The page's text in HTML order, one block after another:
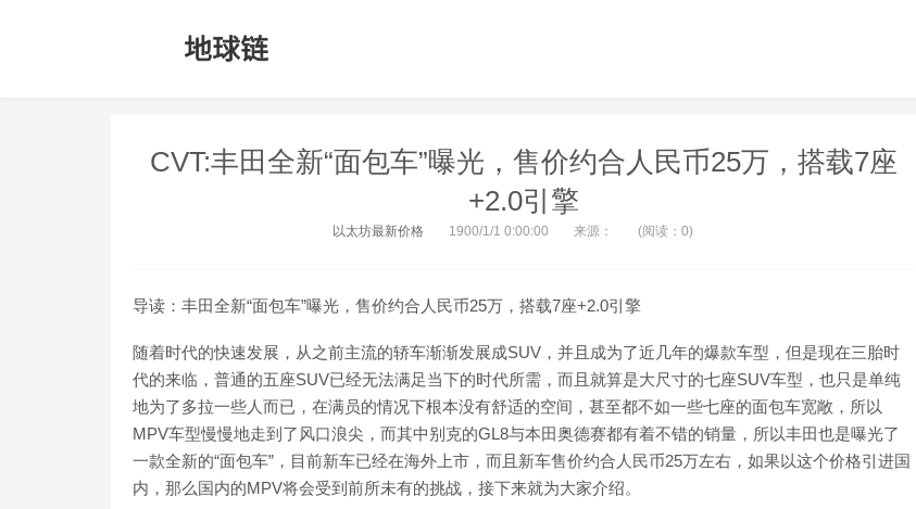
CVT:丰田全新“面包车”曝光，售价约合人民币25万，搭载7座
+2.0引擎
以太坊最新价格 1900/1/1 0:00:00 来源： (阅读：0)
导读：丰田全新“面包车”曝光，售价约合人民币25万，搭载7座+2.0引擎
随着时代的快速发展，从之前主流的轿车渐渐发展成SUV，并且成为了近几年的爆款车型，但是现在三胎时
代的来临，普通的五座SUV已经无法满足当下的时代所需，而且就算是大尺寸的七座SUV车型，也只是单纯
地为了多拉一些人而已，在满员的情况下根本没有舒适的空间，甚至都不如一些七座的面包车宽敞，所以
MPV车型慢慢地走到了风口浪尖，而其中别克的GL8与本田奥德赛都有着不错的销量，所以丰田也是曝光了
一款全新的“面包车”，目前新车已经在海外上市，而且新车售价约合人民币25万左右，如果以这个价格引进国
内，那么国内的MPV将会受到前所未有的挑战，接下来就为大家介绍。